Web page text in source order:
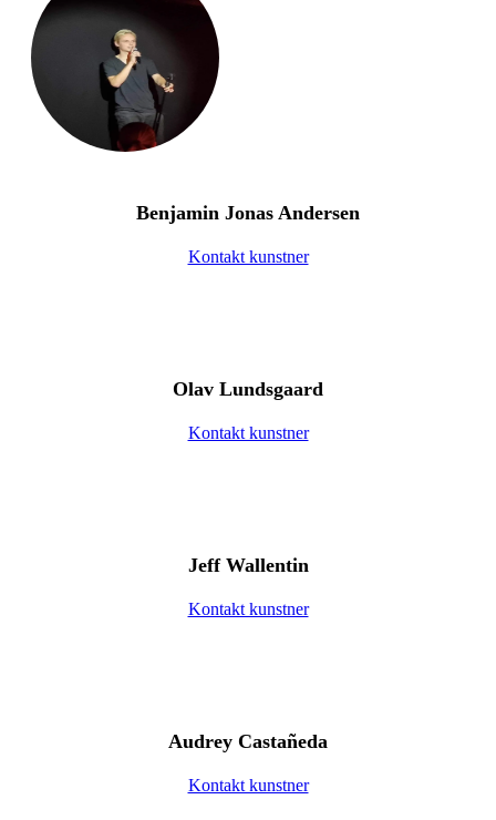
Benjamin Jonas Andersen
Kontakt kunstner
Olav Lundsgaard
Kontakt kunstner
Jeff Wallentin
Kontakt kunstner
Audrey Castañeda
Kontakt kunstner